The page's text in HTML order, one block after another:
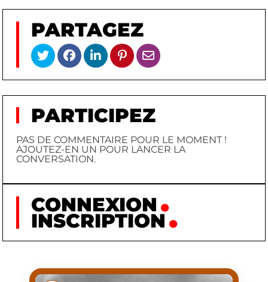
PARTAGEZ
PARTICIPEZ
PAS DE COMMENTAIRE POUR LE MOMENT !
AJOUTEZ-EN UN POUR LANCER LA
CONVERSATION.
CONNEXION
INSCRIPTION